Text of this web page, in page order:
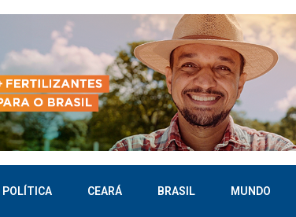
POLÍTICA CEARÁ BRASIL MUNDO